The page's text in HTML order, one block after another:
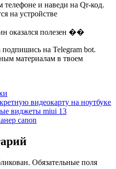
и наведи на Qr-код.
на устройстве
оказался полезен ��
подпишись на Telegram bot.
материалам в твоем
видеокарту на ноутбуке
виджеты miui 13
canon
Обязательные поля